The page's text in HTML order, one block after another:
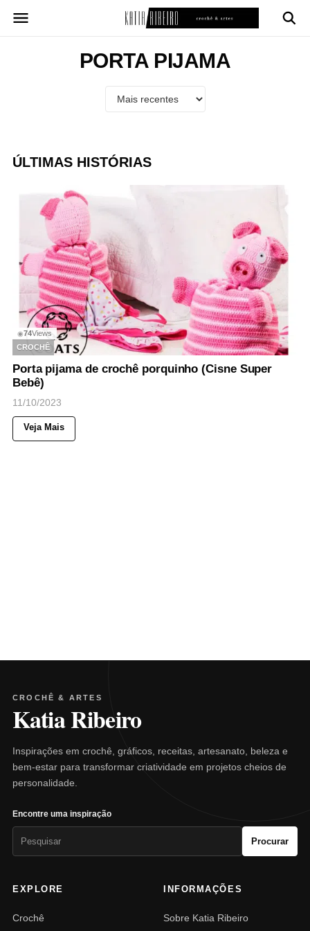
para
PORTA PIJAMA
ÚLTIMAS HISTÓRIAS
◉74Views
CROCHÊ
Porta pijama de crochê porquinho (Cisne Super
Bebê)
11/10/2023
Veja Mais
CROCHÊ & ARTES
Katia Ribeiro
Inspirações em crochê, gráficos, receitas, artesanato, beleza e
bem-estar para transformar criatividade em projetos cheios de
personalidade.
Encontre uma inspiração
Procurar
EXPLORE
Crochê
INFORMAÇÕES
Sobre Katia Ribeiro